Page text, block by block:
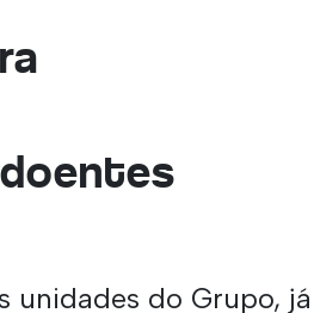
unidades do Grupo, já